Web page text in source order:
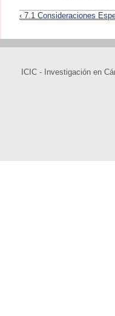
‹ 7.1 Consideraciones
ICIC - Investigación en